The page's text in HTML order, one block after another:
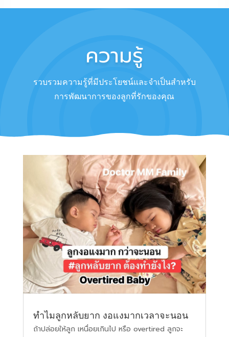
ความรู้
รวบรวมความรู้ที่มีประโยชน์และจำเป็นสำหรับ
การพัฒนาการของลูกที่รักของคุณ
ทำไมลูกหลับยาก งอแงมากเวลาจะนอน
ถ้าปล่อยให้ลูก เหนื่อยเกินไป หรือ overtired ลูกจะ